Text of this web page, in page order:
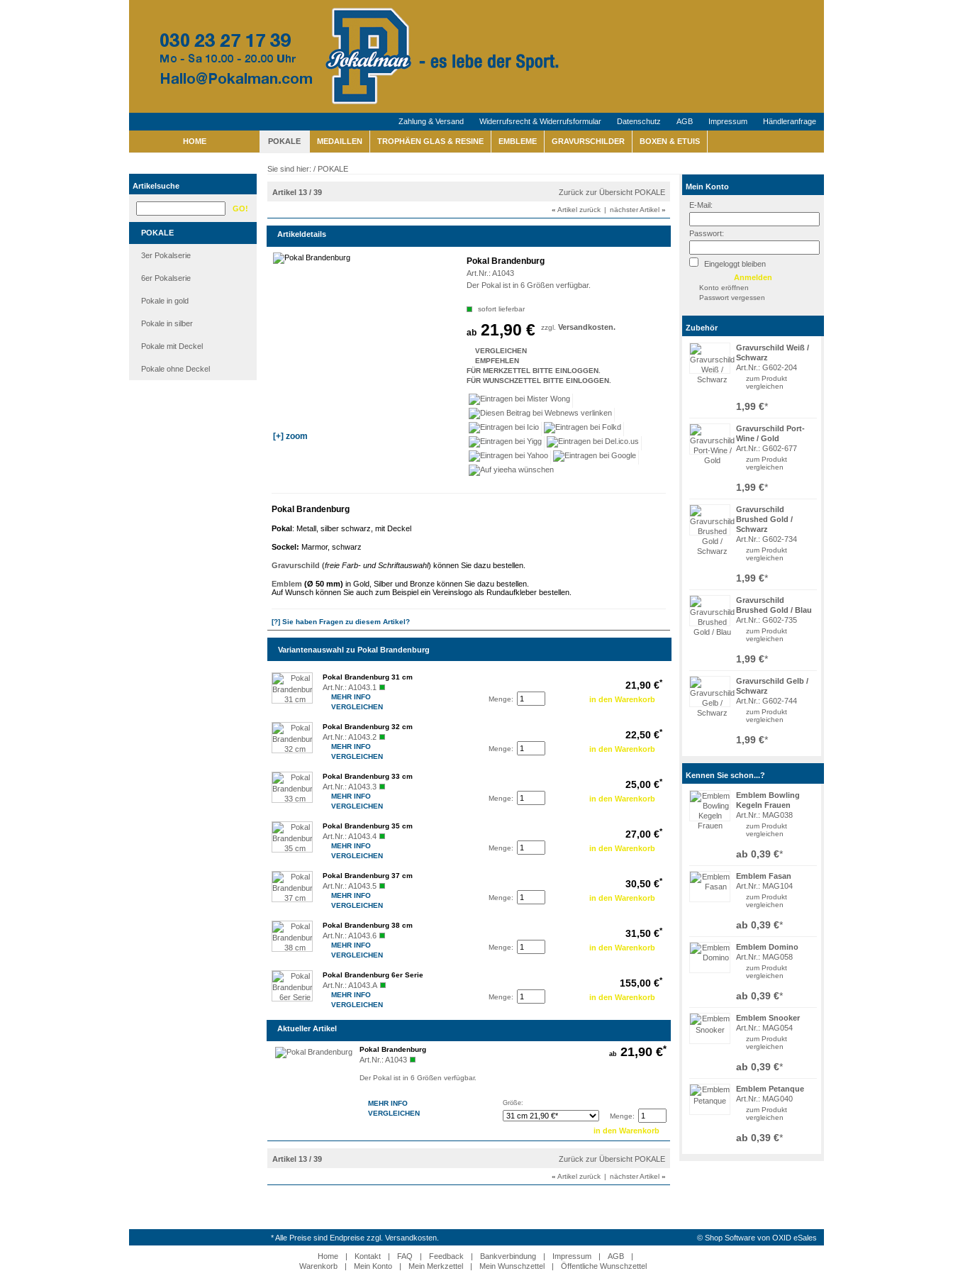
Zahlung & Versand Widerrufsrecht & Widerrufsformular Datenschutz AGB Impressum Händleranfrage
HOME POKALE MEDAILLEN TROPHÄEN GLAS & RESINE EMBLEME GRAVURSCHILDER BOXEN & ETUIS
Artikelsuche
POKALE
3er Pokalserie
6er Pokalserie
Pokale in gold
Pokale in silber
Pokale mit Deckel
Pokale ohne Deckel
Sie sind hier: / POKALE
Mein Konto
E-Mail:
Passwort:
Eingeloggt bleiben
Konto eröffnen
Passwort vergessen
Zubehör
Gravurschild Weiß /
Schwarz
Art.Nr.: G602-204
zum Produkt
vergleichen
1,99 €*
Gravurschild Port-
Wine / Gold
Art.Nr.: G602-677
zum Produkt
vergleichen
1,99 €*
Gravurschild
Brushed Gold /
Schwarz
Art.Nr.: G602-734
zum Produkt
vergleichen
1,99 €*
Gravurschild
Brushed Gold / Blau
Art.Nr.: G602-735
zum Produkt
vergleichen
1,99 €*
Gravurschild Gelb /
Schwarz
Art.Nr.: G602-744
zum Produkt
vergleichen
1,99 €*
Kennen Sie schon...?
Emblem Bowling
Kegeln Frauen
Art.Nr.: MAG038
zum Produkt
vergleichen
ab 0,39 €*
Emblem Fasan
Art.Nr.: MAG104
zum Produkt
vergleichen
ab 0,39 €*
Emblem Domino
Art.Nr.: MAG058
zum Produkt
vergleichen
ab 0,39 €*
Emblem Snooker
Art.Nr.: MAG054
zum Produkt
vergleichen
ab 0,39 €*
Emblem Petanque
Art.Nr.: MAG040
zum Produkt
vergleichen
ab 0,39 €*
Artikel 13 / 39 Zurück zur Übersicht POKALE
« Artikel zurück | nächster Artikel »
Artikeldetails
Pokal Brandenburg
Art.Nr.: A1043
[+] zoom
Der Pokal ist in 6 Größen verfügbar.
sofort lieferbar
ab 21,90 € zzgl. Versandkosten.
VERGLEICHEN
EMPFEHLEN
FÜR MERKZETTEL BITTE EINLOGGEN.
FÜR WUNSCHZETTEL BITTE EINLOGGEN.
Pokal Brandenburg
Pokal: Metall, silber schwarz, mit Deckel
Sockel: Marmor, schwarz
Gravurschild (freie Farb- und Schriftauswahl) können Sie dazu bestellen.
Emblem (Ø 50 mm) in Gold, Silber und Bronze können Sie dazu bestellen.
Auf Wunsch können Sie auch zum Beispiel ein Vereinslogo als Rundaufkleber bestellen.
[?] Sie haben Fragen zu diesem Artikel?
Variantenauswahl zu Pokal Brandenburg
Pokal Brandenburg 31 cm
Art.Nr.: A1043.1
MEHR INFO
VERGLEICHEN
21,90 €*
Menge:
Pokal Brandenburg 32 cm
Art.Nr.: A1043.2
MEHR INFO
VERGLEICHEN
22,50 €*
Menge:
Pokal Brandenburg 33 cm
Art.Nr.: A1043.3
MEHR INFO
VERGLEICHEN
25,00 €*
Menge:
Pokal Brandenburg 35 cm
Art.Nr.: A1043.4
MEHR INFO
VERGLEICHEN
27,00 €*
Menge:
Pokal Brandenburg 37 cm
Art.Nr.: A1043.5
MEHR INFO
VERGLEICHEN
30,50 €*
Menge:
Pokal Brandenburg 38 cm
Art.Nr.: A1043.6
MEHR INFO
VERGLEICHEN
31,50 €*
Menge:
Pokal Brandenburg 6er Serie
Art.Nr.: A1043.A
MEHR INFO
VERGLEICHEN
155,00 €*
Menge:
Aktueller Artikel
Pokal Brandenburg
Art.Nr.: A1043
Der Pokal ist in 6 Größen verfügbar.
MEHR INFO
VERGLEICHEN
Größe:
ab 21,90 €*
Menge:
Artikel 13 / 39 Zurück zur Übersicht POKALE
« Artikel zurück | nächster Artikel »
* Alle Preise sind Endpreise zzgl. Versandkosten. © Shop Software von OXID eSales
Home | Kontakt | FAQ | Feedback | Bankverbindung | Impressum | AGB
|
Warenkorb
| Mein Konto | Mein Merkzettel | Mein Wunschzettel | Öffentliche Wunschzettel